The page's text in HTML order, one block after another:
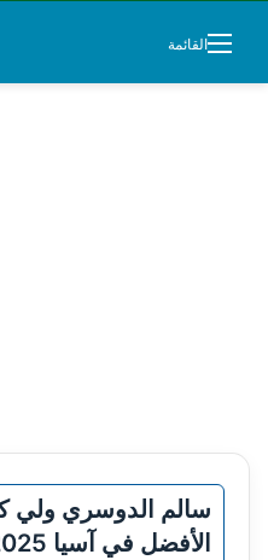
القائمة
سالم الدوسري ولي
الأفضل في آسيا 2025